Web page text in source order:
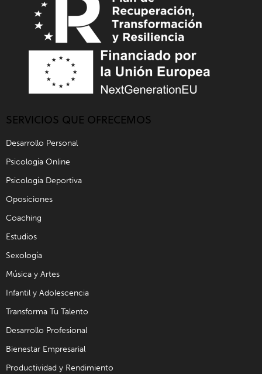
SERVICIOS QUE OFRECEMOS
Desarrollo Personal
Psicología Online
Psicología Deportiva
Oposiciones
Coaching
Estudios
Sexología
Música y Artes
Infantil y Adolescencia
Transforma Tu Talento
Desarrollo Profesional
Bienestar Empresarial
Productividad y Rendimiento